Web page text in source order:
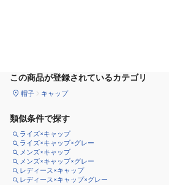
この商品が登録されているカテゴリ
帽子 キャップ
類似条件で探す
ライズ×キャップ
ライズ×キャップ×グレー
メンズ×キャップ
メンズ×キャップ×グレー
レディース×キャップ
レディース×キャップ×グレー